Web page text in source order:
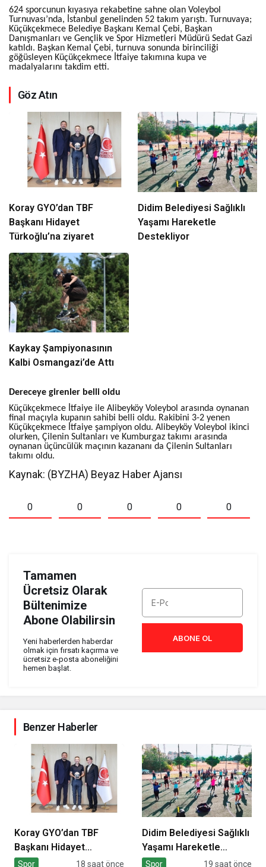
624 sporcunun kıyasıya rekabetine sahne olan Voleybol
Turnuvası’nda, İstanbul genelinden 52 takım yarıştı. Turnuvaya;
Küçükçekmece Belediye Başkanı Kemal Çebi, Başkan
Danışmanları ve Gençlik ve Spor Hizmetleri Müdürü Sedat Gazi
katıldı. Başkan Kemal Çebi, turnuva sonunda birinciliği
göğüsleyen Küçükçekmece İtfaiye takımına kupa ve
madalyalarını takdim etti.
Göz Atın
Koray GYO’dan TBF
Başkanı Hidayet
Türkoğlu’na ziyaret
Didim Belediyesi Sağlıklı
Yaşamı Hareketle
Destekliyor
Kaykay Şampiyonasının
Kalbi Osmangazi’de Attı
Dereceye girenler belli oldu
Küçükçekmece İtfaiye ile Alibeyköy Voleybol arasında oynanan
final maçıyla kupanın sahibi belli oldu. Rakibini 3-2 yenen
Küçükçekmece İtfaiye şampiyon oldu. Alibeyköy Voleybol ikinci
olurken, Çilenin Sultanları ve Kumburgaz takımı arasında
oynanan üçüncülük maçının kazananı da Çilenin Sultanları
takımı oldu.
Kaynak: (BYZHA) Beyaz Haber Ajansı
0 0 0 0 0
Tamamen
Ücretsiz Olarak
Bültenimize
Abone Olabilirsin
Yeni haberlerden haberdar
olmak için fırsatı kaçırma ve
ücretsiz e-posta aboneliğini
hemen başlat.
ABONE OL
Benzer Haberler
Koray GYO’dan TBF
Başkanı Hidayet
Türkoğlu’na ziyaret
Spor 18 saat önce
Didim Belediyesi Sağlıklı
Yaşamı Hareketle
Destekliyor
Spor 19 saat önce